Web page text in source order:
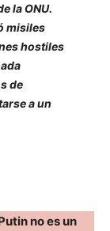
la ONU.
misiles
hostiles
de
a un
no es un